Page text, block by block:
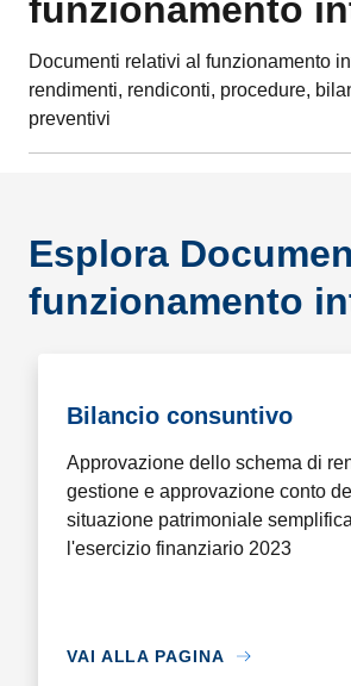
Documenti relativi al funzionamento
rendimenti, rendiconti, procedure,
preventivi
Esplora Documento
funzionamento
Bilancio consuntivo
Approvazione dello schema di
gestione e approvazione conto del
situazione patrimoniale
l'esercizio finanziario 2023
VAI ALLA PAGINA
Informazioni sui
Questo sito web utilizza cookie tecnici e
necessari al corretto funzionamento e alla
nonché un cookie tecnico analitico al
informazioni statistiche, aggregate
Per maggiori dettagli, può consultare la
MOSTRA DETTAGLI